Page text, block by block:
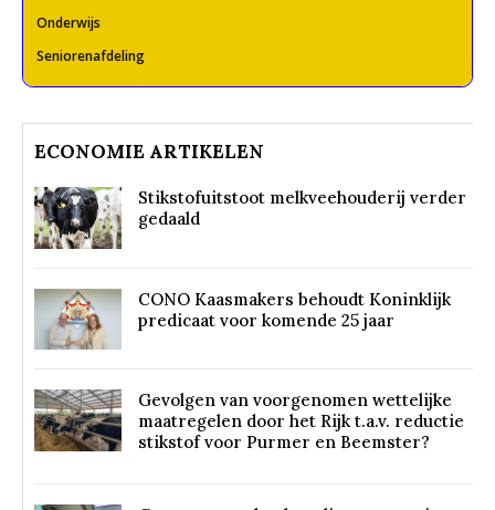
Onderwijs
Seniorenafdeling
ECONOMIE ARTIKELEN
Stikstofuitstoot melkveehouderij verder
gedaald
CONO Kaasmakers behoudt Koninklijk
predicaat voor komende 25 jaar
Gevolgen van voorgenomen wettelijke
maatregelen door het Rijk t.a.v. reductie
stikstof voor Purmer en Beemster?